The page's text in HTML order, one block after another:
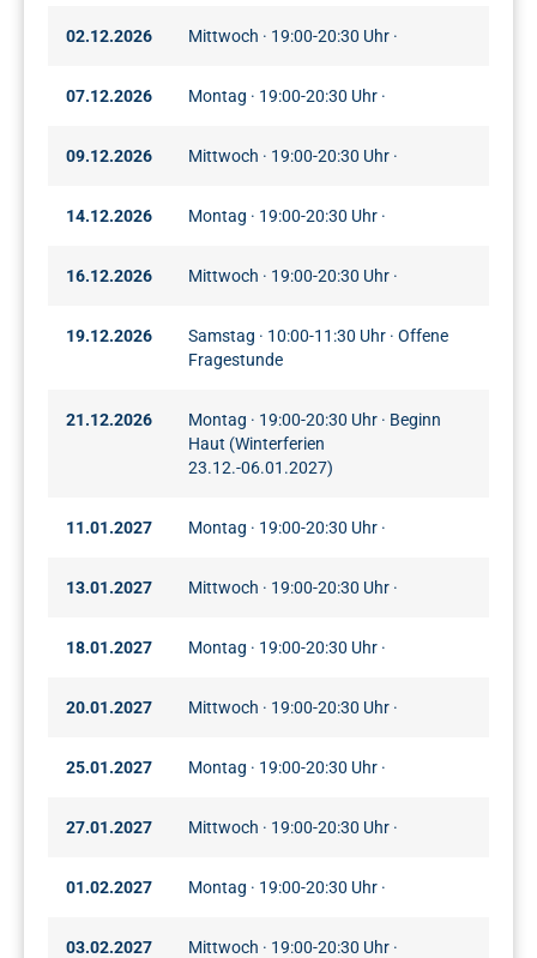
02.12.2026 Mittwoch · 19:00-20:30 Uhr ·
07.12.2026 Montag · 19:00-20:30 Uhr ·
09.12.2026 Mittwoch · 19:00-20:30 Uhr ·
14.12.2026 Montag · 19:00-20:30 Uhr ·
16.12.2026 Mittwoch · 19:00-20:30 Uhr ·
19.12.2026
Samstag · 10:00-11:30 Uhr · Offene
Fragestunde
21.12.2026
Montag · 19:00-20:30 Uhr · Beginn
Haut (Winterferien
23.12.-06.01.2027)
11.01.2027 Montag · 19:00-20:30 Uhr ·
13.01.2027 Mittwoch · 19:00-20:30 Uhr ·
18.01.2027 Montag · 19:00-20:30 Uhr ·
20.01.2027 Mittwoch · 19:00-20:30 Uhr ·
25.01.2027 Montag · 19:00-20:30 Uhr ·
27.01.2027 Mittwoch · 19:00-20:30 Uhr ·
01.02.2027 Montag · 19:00-20:30 Uhr ·
03.02.2027 Mittwoch · 19:00-20:30 Uhr ·